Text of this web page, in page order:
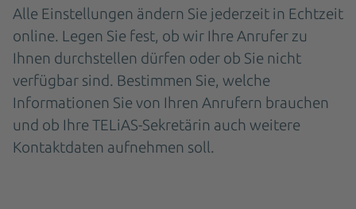
Alle Einstellungen ändern Sie jederzeit in Echtzeit
online. Legen Sie fest, ob wir Ihre Anrufer zu
Ihnen durchstellen dürfen oder ob Sie nicht
verfügbar sind. Bestimmen Sie, welche
Informationen Sie von Ihren Anrufern brauchen
und ob Ihre TELiAS-Sekretärin auch weitere
Kontaktdaten aufnehmen soll.